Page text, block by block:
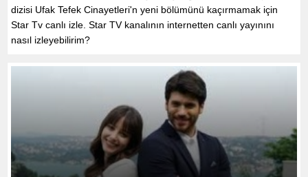
dizisi Ufak Tefek Cinayetleri'n yeni bölümünü kaçırmamak için
Star Tv canlı izle. Star TV kanalının internetten canlı yayınını
nasıl izleyebilirim?